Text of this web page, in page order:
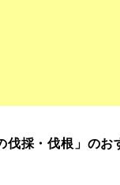
伐採・伐根」のお